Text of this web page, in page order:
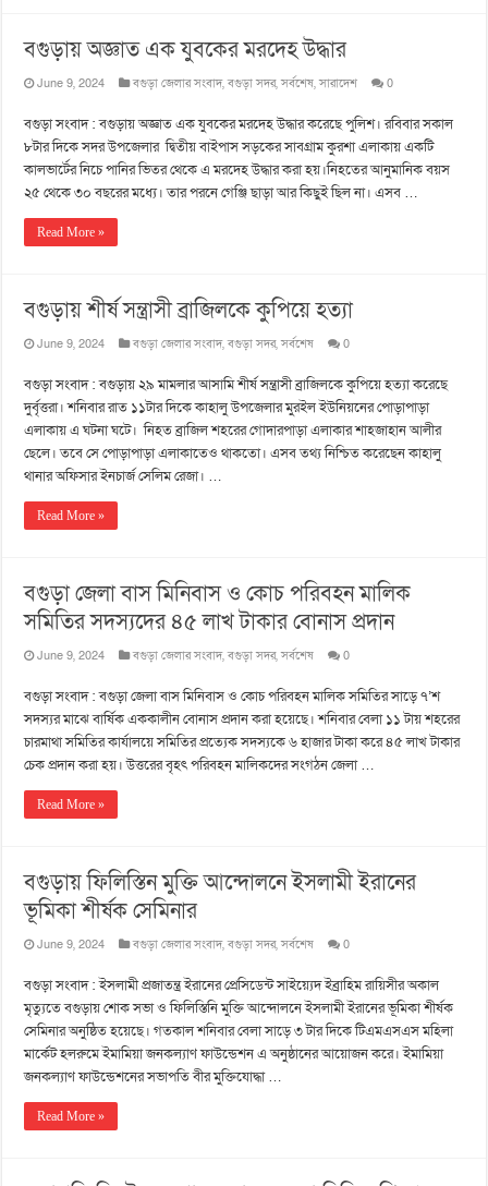
বগুড়ায় অজ্ঞাত এক যুবকের মরদেহ উদ্ধার
June 9, 2024 বগুড়া জেলার সংবাদ,বগুড়া সদর,সর্বশেষ,সারাদেশ 0
বগুড়া সংবাদ : বগুড়ায় অজ্ঞাত এক যুবকের মরদেহ উদ্ধার করেছে পুলিশ। রবিবার সকাল
৮টার দিকে সদর উপজেলার দ্বিতীয় বাইপাস সড়কের সাবগ্রাম কুরশা এলাকায় একটি
কালভার্টের নিচে পানির ভিতর থেকে এ মরদেহ উদ্ধার করা হয়।নিহতের আনুমানিক বয়স
২৫ থেকে ৩০ বছরের মধ্যে। তার পরনে গেঞ্জি ছাড়া আর কিছুই ছিল না। এসব …
Read More »
বগুড়ায় শীর্ষ সন্ত্রাসী ব্রাজিলকে কুপিয়ে হত্যা
June 9, 2024 বগুড়া জেলার সংবাদ,বগুড়া সদর,সর্বশেষ 0
বগুড়া সংবাদ : বগুড়ায় ২৯ মামলার আসামি শীর্ষ সন্ত্রাসী ব্রাজিলকে কুপিয়ে হত্যা করেছে
দুর্বৃত্তরা। শনিবার রাত ১১টার দিকে কাহালু উপজেলার মুরইল ইউনিয়নের পোড়াপাড়া
এলাকায় এ ঘটনা ঘটে। নিহত ব্রাজিল শহরের গোদারপাড়া এলাকার শাহজাহান আলীর
ছেলে। তবে সে পোড়াপাড়া এলাকাতেও থাকতো। এসব তথ্য নিশ্চিত করেছেন কাহালু
থানার অফিসার ইনচার্জ সেলিম রেজা। …
Read More »
বগুড়া জেলা বাস মিনিবাস ও কোচ পরিবহন মালিক
সমিতির সদস্যদের ৪৫ লাখ টাকার বোনাস প্রদান
June 9, 2024 বগুড়া জেলার সংবাদ,বগুড়া সদর,সর্বশেষ 0
বগুড়া সংবাদ : বগুড়া জেলা বাস মিনিবাস ও কোচ পরিবহন মালিক সমিতির সাড়ে ৭’শ
সদস্যর মাঝে বার্ষিক এককালীন বোনাস প্রদান করা হয়েছে। শনিবার বেলা ১১ টায় শহরের
চারমাথা সমিতির কার্যালয়ে সমিতির প্রত্যেক সদস্যকে ৬ হাজার টাকা করে ৪৫ লাখ টাকার
চেক প্রদান করা হয়। উত্তরের বৃহৎ পরিবহন মালিকদের সংগঠন জেলা …
Read More »
বগুড়ায় ফিলিস্তিন মুক্তি আন্দোলনে ইসলামী ইরানের
ভূমিকা শীর্ষক সেমিনার
June 9, 2024 বগুড়া জেলার সংবাদ,বগুড়া সদর,সর্বশেষ 0
বগুড়া সংবাদ : ইসলামী প্রজাতন্ত্র ইরানের প্রেসিডেন্ট সাইয়্যেদ ইব্রাহিম রায়িসীর অকাল
মৃত্যুতে বগুড়ায় শোক সভা ও ফিলিস্তিনি মুক্তি আন্দোলনে ইসলামী ইরানের ভূমিকা শীর্ষক
সেমিনার অনুষ্ঠিত হয়েছে। গতকাল শনিবার বেলা সাড়ে ৩ টার দিকে টিএমএসএস মহিলা
মার্কেট হলরুমে ইমামিয়া জনকল্যাণ ফাউন্ডেশন এ অনুষ্ঠানের আয়োজন করে। ইমামিয়া
জনকল্যাণ ফাউন্ডেশনের সভাপতি বীর মুক্তিযোদ্ধা …
Read More »